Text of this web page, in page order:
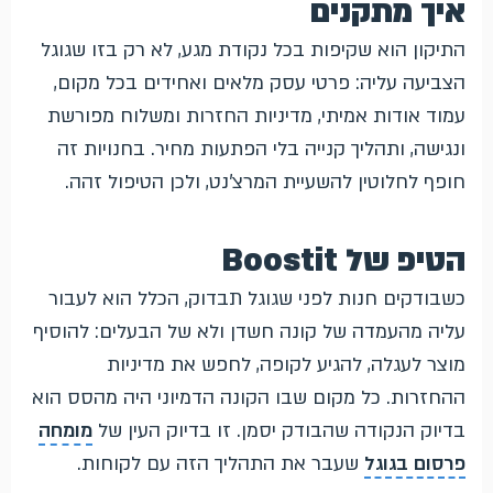
איך מתקנים
התיקון הוא שקיפות בכל נקודת מגע, לא רק בזו שגוגל
הצביעה עליה: פרטי עסק מלאים ואחידים בכל מקום,
עמוד אודות אמיתי, מדיניות החזרות ומשלוח מפורשת
ונגישה, ותהליך קנייה בלי הפתעות מחיר. בחנויות זה
חופף לחלוטין להשעיית המרצ'נט, ולכן הטיפול זהה.
הטיפ של Boostit
כשבודקים חנות לפני שגוגל תבדוק, הכלל הוא לעבור
עליה מהעמדה של קונה חשדן ולא של הבעלים: להוסיף
מוצר לעגלה, להגיע לקופה, לחפש את מדיניות
ההחזרות. כל מקום שבו הקונה הדמיוני היה מהסס הוא
בדיוק הנקודה שהבודק יסמן. זו בדיוק העין של מומחה
פרסום בגוגל שעבר את התהליך הזה עם לקוחות.